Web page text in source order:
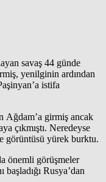
savaş 44 günde
yenilginin ardından
istifa
Ağdam’a girmiş ancak
çıkmıştı. Neredeyse
görüntüsü yürek burktu.
önemli görüşmeler
Rusya’dan